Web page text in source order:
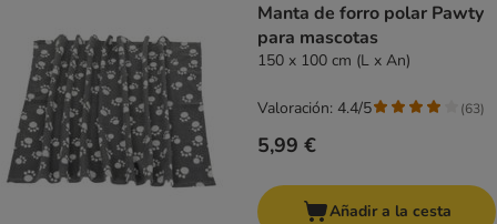
Manta de forro polar Pawty
para mascotas
150 x 100 cm (L x An)
5,99 €
Valoración: 4.4/5 (63)
Añadir a la cesta